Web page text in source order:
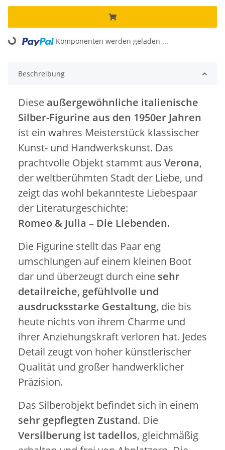
Loading... Komponenten werden geladen ...
Beschreibung
Diese außergewöhnliche italienische
Silber-Figurine aus den 1950er Jahren
ist ein wahres Meisterstück klassischer
Kunst- und Handwerkskunst. Das
prachtvolle Objekt stammt aus Verona,
der weltberühmten Stadt der Liebe, und
zeigt das wohl bekannteste Liebespaar
der Literaturgeschichte:
Romeo & Julia – Die Liebenden.
Die Figurine stellt das Paar eng
umschlungen auf einem kleinen Boot
dar und überzeugt durch eine sehr
detailreiche, gefühlvolle und
ausdrucksstarke Gestaltung, die bis
heute nichts von ihrem Charme und
ihrer Anziehungskraft verloren hat. Jedes
Detail zeugt von hoher künstlerischer
Qualität und großer handwerklicher
Präzision.
Das Silberobjekt befindet sich in einem
sehr gepflegten Zustand. Die
Versilberung ist tadellos, gleichmäßig